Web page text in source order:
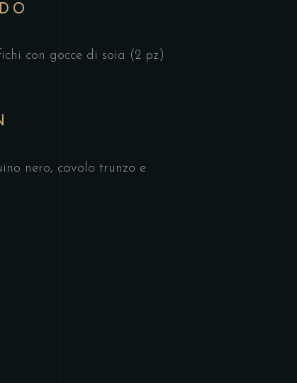
con gocce di soia (2 pz)
nero, cavolo trunzo e